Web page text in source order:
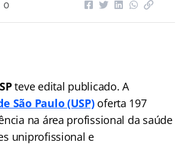
0
teve edital publicado. A
São Paulo (USP)oferta 197
na área profissional da saúde
uniprofissional e